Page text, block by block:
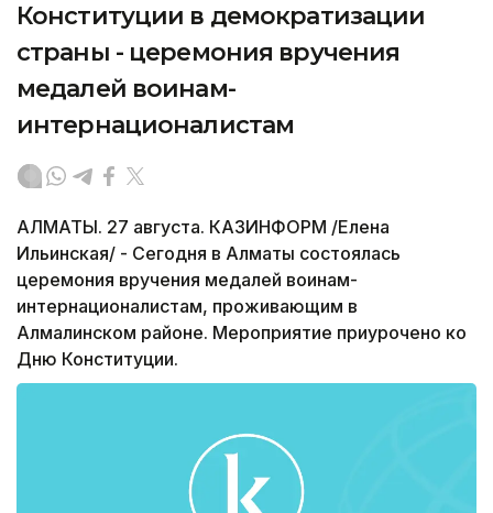
Конституции в демократизации
страны - церемония вручения
медалей воинам-
интернационалистам
АЛМАТЫ. 27 августа. КАЗИНФОРМ /Елена
Ильинская/ - Сегодня в Алматы состоялась
церемония вручения медалей воинам-
интернационалистам, проживающим в
Алмалинском районе. Мероприятие приурочено ко
Дню Конституции.